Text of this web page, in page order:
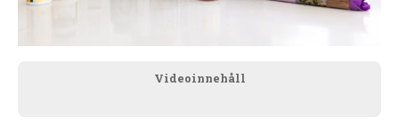
Videoinnehåll